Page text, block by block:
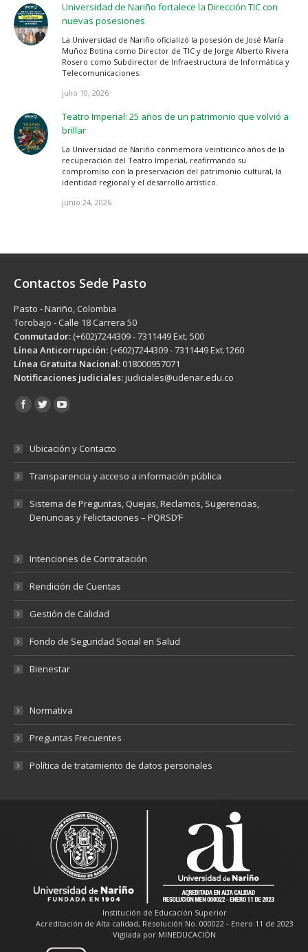
Universidad de Nariño fortalece la Dirección TIC con
nuevas posesiones
La Universidad de Nariño oficializó la posesión de José María
Muñoz Botina como Director de TIC y de Jorge Alberto Rivera
Rosero como Subdirector de Infraestructura de Informática y
Telecomunicaciones.
julio 10, 2026
Teatro Imperial: 25 años de un patrimonio que volvió a
brillar
La Universidad de Nariño conmemora veinticinco años de la
recuperación del Teatro Imperial, reafirmando su
compromiso con la preservación del patrimonio cultural, la
identidad regional y el desarrollo artístico.
junio 24, 2026
Contactos Sede Pasto
Pasto - Nariño, Colombia
Torobajo - Calle 18 Carrera 50
Conmutador: (+602)7244309 - 7311449 Ext. 500
Línea Anticorrupción: (+602)7244309 - 7311449 Ext.1260
Línea Gratuita Nacional: 018000957071
Notificaciones judiciales:judiciales@udenar.edu.co
Encuéntranos en:
Ubicación y Contacto
Transparencia y acceso a información pública
Sistema de Preguntas, Quejas, Reclamos, Sugerencias,
Denuncias y Felicitaciones – PQRSD’F
Intenciones de Contratación
Rendición de Cuentas
Gestión de Calidad
Fondo de Seguridad Social en Salud
Bienestar
Normativa
Preguntas Frecuentes
Política de tratamiento de datos personales
Institución de Educación Superior
Acreditación de Alta calidad, Resolución No. 000022 - Enero 11 de 2023
Vigilada por MINEDUCACIÓN